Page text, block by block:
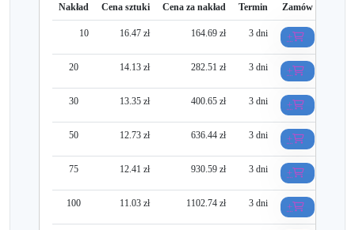
Nakład Cena sztuki Cena za nakład Termin Zamów
10 16.47 zł 164.69 zł 3 dni +
20 14.13 zł 282.51 zł 3 dni +
30 13.35 zł 400.65 zł 3 dni +
50 12.73 zł 636.44 zł 3 dni +
75 12.41 zł 930.59 zł 3 dni +
100 11.03 zł 1102.74 zł 3 dni +